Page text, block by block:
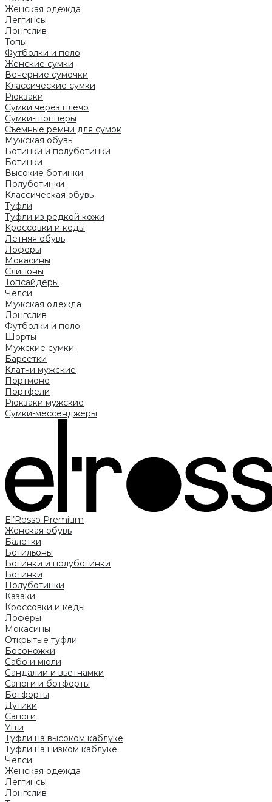
Женская одежда
Леггинсы
Лонгслив
Топы
Футболки и поло
Женские сумки
Вечерние сумочки
Классические сумки
Рюкзаки
Сумки через плечо
Сумки-шопперы
Съемные ремни для сумок
Мужская обувь
Ботинки и полуботинки
Ботинки
Высокие ботинки
Полуботинки
Классическая обувь
Туфли
Туфли из редкой кожи
Кроссовки и кеды
Летняя обувь
Лоферы
Мокасины
Слипоны
Топсайдеры
Челси
Мужская одежда
Лонгслив
Футболки и поло
Шорты
Мужские сумки
Барсетки
Клатчи мужские
Портмоне
Портфели
Рюкзаки мужские
Сумки-мессенджеры
El’Rosso Premium
Женская обувь
Балетки
Ботильоны
Ботинки и полуботинки
Ботинки
Полуботинки
Казаки
Кроссовки и кеды
Лоферы
Мокасины
Открытые туфли
Босоножки
Сабо и мюли
Сандалии и вьетнамки
Сапоги и ботфорты
Ботфорты
Дутики
Сапоги
Угги
Туфли на высоком каблуке
Туфли на низком каблуке
Челси
Женская одежда
Леггинсы
Лонгслив